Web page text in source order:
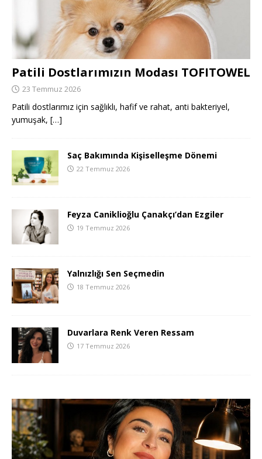
Patili Dostlarımızın Modası TOFITOWEL
23 Temmuz 2026
Patili dostlarımız için sağlıklı, hafif ve rahat, anti bakteriyel,
yumuşak, […]
Saç Bakımında Kişiselleşme Dönemi
22 Temmuz 2026
Feyza Caniklioğlu Çanakçı’dan Ezgiler
19 Temmuz 2026
Yalnızlığı Sen Seçmedin
18 Temmuz 2026
Duvarlara Renk Veren Ressam
17 Temmuz 2026